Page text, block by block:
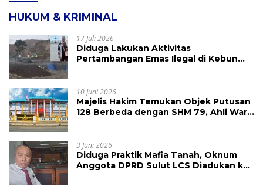
HUKUM & KRIMINAL
17 Juli 2026
Diduga Lakukan Aktivitas
Pertambangan Emas Ilegal di Kebun
10 Juni 2026
Majelis Hakim Temukan Objek Putusan
128 Berbeda dengan SHM 79, Ahli Waris
3 Juni 2026
Diduga Praktik Mafia Tanah, Oknum
Anggota DPRD Sulut LCS Diadukan ke